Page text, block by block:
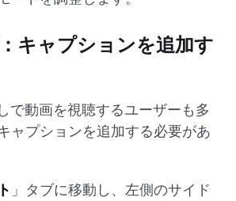
キャプションを追加す
で動画を視聴するユーザーも多
ャプションを追加する必要があ
」タブに移動し、左側のサイド